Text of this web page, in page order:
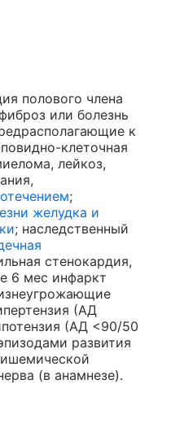
полового члена
или болезнь
к
клеточная
лейкоз,
;
желудка и
; наследственный
стенокардия,
6 мес инфаркт
(АД
(АД <90/50
развития
(в анамнезе).